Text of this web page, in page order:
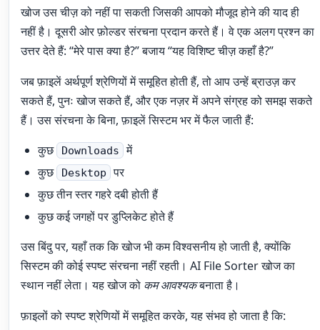
खोज उस चीज़ को नहीं पा सकती जिसकी आपको मौजूद होने की याद ही
नहीं है। दूसरी ओर फ़ोल्डर संरचना प्रदान करते हैं। वे एक अलग प्रश्न का
उत्तर देते हैं: “मेरे पास क्या है?” बजाय “यह विशिष्ट चीज़ कहाँ है?”
जब फ़ाइलें अर्थपूर्ण श्रेणियों में समूहित होती हैं, तो आप उन्हें ब्राउज़ कर
सकते हैं, पुनः खोज सकते हैं, और एक नज़र में अपने संग्रह को समझ सकते
हैं। उस संरचना के बिना, फ़ाइलें सिस्टम भर में फैल जाती हैं:
कुछ
Downloads में
कुछ
Desktop पर
कुछ तीन स्तर गहरे दबी होती हैं
कुछ कई जगहों पर डुप्लिकेट होते हैं
उस बिंदु पर, यहाँ तक कि खोज भी कम विश्वसनीय हो जाती है, क्योंकि
सिस्टम की कोई स्पष्ट संरचना नहीं रहती। AI File Sorter खोज का
स्थान नहीं लेता। यह खोज को कम आवश्यकबनाता है।
फ़ाइलों को स्पष्ट श्रेणियों में समूहित करके, यह संभव हो जाता है कि: